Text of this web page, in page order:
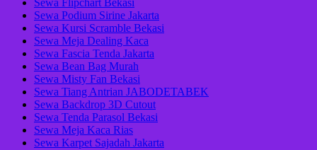
Sewa Flipchart Bekasi
Sewa Podium Sirine Jakarta
Sewa Kursi Scramble Bekasi
Sewa Meja Dealing Kaca
Sewa Fascia Tenda Jakarta
Sewa Bean Bag Murah
Sewa Misty Fan Bekasi
Sewa Tiang Antrian JABODETABEK
Sewa Backdrop 3D Cutout
Sewa Tenda Parasol Bekasi
Sewa Meja Kaca Rias
Sewa Karpet Sajadah Jakarta